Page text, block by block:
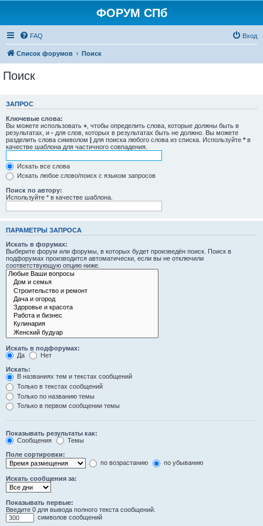
ФОРУМ СПб
FAQ Вход
Список форумов Поиск
Поиск
ЗАПРОС
Ключевые слова:
Вы можете использовать + , чтобы определить слова, которые должны быть в
результатах, и - для слов, которых в результатах быть не должно. Вы можете
разделить слова символом | для поиска любого слова из списка. Используйте * в
качестве шаблона для частичного совпадения.
Искать все слова
Искать любое слово/поиск с языком запросов
Поиск по автору:
Используйте * в качестве шаблона.
ПАРАМЕТРЫ ЗАПРОСА
Искать в форумах:
Выберите форум или форумы, в которых будет произведён поиск. Поиск в
подфорумах производится автоматически, если вы не отключили
соответствующую опцию ниже.
Искать в подфорумах:
Да
Нет
Искать:
В названиях тем и текстах сообщений
Только в текстах сообщений
Только по названию темы
Только в первом сообщении темы
Показывать результаты как:
Сообщения
Темы
Поле сортировки:
по возрастанию
по убыванию
Искать сообщения за:
Показывать первые:
Введите 0 для вывода полного текста сообщений.
символов сообщений